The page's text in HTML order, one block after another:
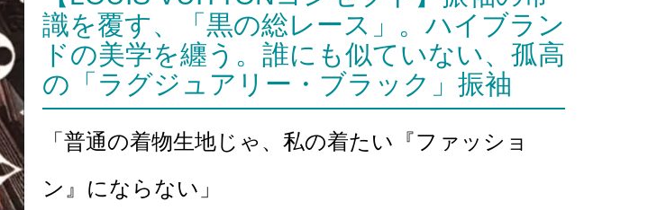
識を覆す、「黒の総レース」。ハイブラン
ドの美学を纏う。誰にも似ていない、孤高
の「ラグジュアリー・ブラック」振袖
「普通の着物生地じゃ、私の着たい『ファッショ
ン』にならない」